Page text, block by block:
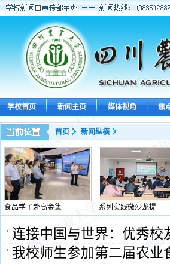
学校首页 新闻主页 媒体视角 焦
首页 新闻纵横
食品学子赴高金集 系列实践微沙龙提
连接中国与世界：优秀
我校师生参加第二届农